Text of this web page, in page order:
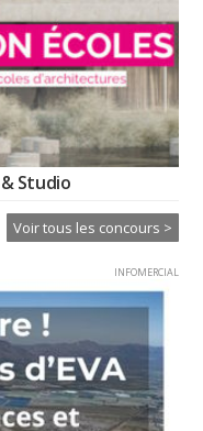
Studio
Voir tous les concours >
INFOMERCIAL